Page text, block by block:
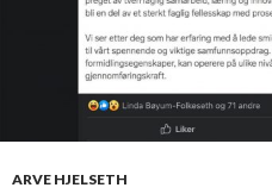
ARVE HJELSETH